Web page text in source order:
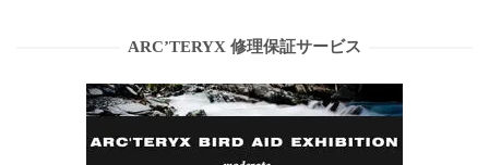
ARC’TERYX 修理保証サービス